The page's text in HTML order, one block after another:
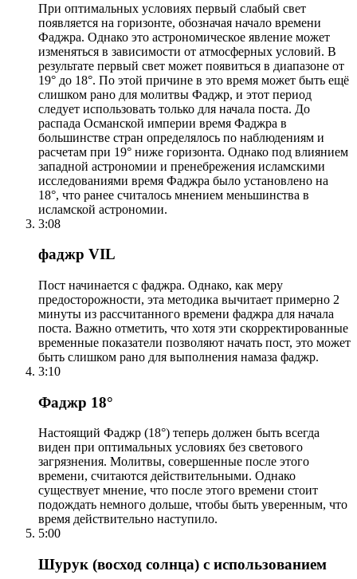
При оптимальных условиях первый слабый свет
появляется на горизонте, обозначая начало времени
Фаджра. Однако это астрономическое явление может
изменяться в зависимости от атмосферных условий. В
результате первый свет может появиться в диапазоне от
19° до 18°. По этой причине в это время может быть ещё
слишком рано для молитвы Фаджр, и этот период
следует использовать только для начала поста. До
распада Османской империи время Фаджра в
большинстве стран определялось по наблюдениям и
расчетам при 19° ниже горизонта. Однако под влиянием
западной астрономии и пренебрежения исламскими
исследованиями время Фаджра было установлено на
18°, что ранее считалось мнением меньшинства в
исламской астрономии.
3:08
фаджр VIL
Пост начинается с фаджра. Однако, как меру
предосторожности, эта методика вычитает примерно 2
минуты из рассчитанного времени фаджра для начала
поста. Важно отметить, что хотя эти скорректированные
временные показатели позволяют начать пост, это может
быть слишком рано для выполнения намаза фаджр.
3:10
Фаджр 18°
Настоящий Фаджр (18°) теперь должен быть всегда
виден при оптимальных условиях без светового
загрязнения. Молитвы, совершенные после этого
времени, считаются действительными. Однако
существует мнение, что после этого времени стоит
подождать немного дольше, чтобы быть уверенным, что
время действительно наступило.
5:00
Шурук (восход солнца) с использованием